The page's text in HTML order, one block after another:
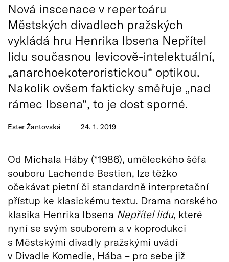
Ester Žantovská 24. 1. 2019
Nová inscenace v repertoáru
Městských divadlech pražských
vykládá hru Henrika Ibsena Nepřítel
lidu současnou levicově-intelektuální,
„anarchoekoteroristickou“ optikou.
Nakolik ovšem fakticky směřuje „nad
rámec Ibsena“, to je dost sporné.
Od Michala Háby (*1986), uměleckého šéfa
souboru Lachende Bestien, lze těžko
očekávat pietní či standardně interpretační
přístup ke klasickému textu. Drama norského
klasika Henrika Ibsena Nepřítel lidu, které
nyní se svým souborem a v koprodukci
s Městskými divadly pražskými uvádí
v Divadle Komedie, Hába – pro sebe již